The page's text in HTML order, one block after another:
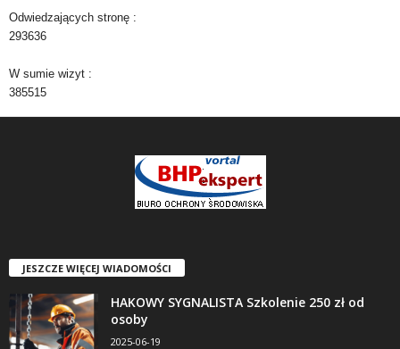
Odwiedzających stronę :
293636
W sumie wizyt :
385515
JESZCZE WIĘCEJ WIADOMOŚCI
HAKOWY SYGNALISTA Szkolenie 250 zł od
osoby
2025-06-19